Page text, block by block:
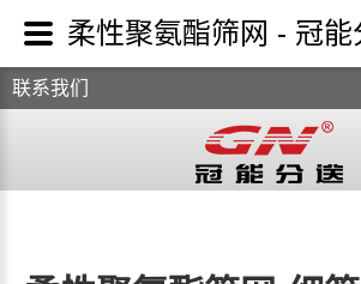
联系我们